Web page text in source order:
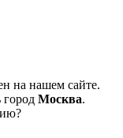
на нашем сайте.
город Москва.